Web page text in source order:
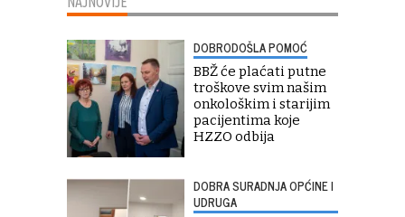
DOBRODOŠLA POMOĆ
BBŽ će plaćati putne
troškove svim našim
onkološkim i starijim
pacijentima koje
HZZO odbija
DOBRA SURADNJA OPĆINE I
UDRUGA